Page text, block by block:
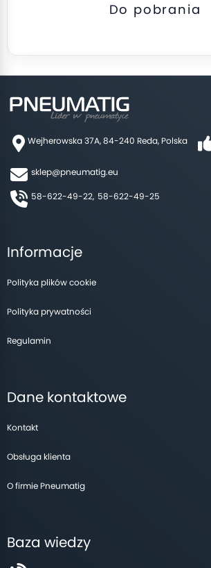
Do pobrania
Wejherowska 37A, 84-240 Reda, Polska
sklep@pneumatig.eu
58-622-49-22, 58-622-49-25
Informacje
Polityka plików cookie
Polityka prywatności
Regulamin
Dane kontaktowe
Kontakt
Obsługa klienta
O firmie Pneumatig
Baza wiedzy